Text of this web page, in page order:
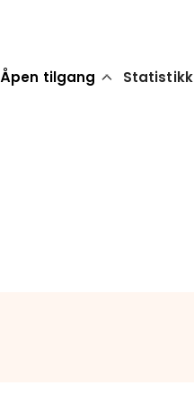
Åpen tilgang Statistikk